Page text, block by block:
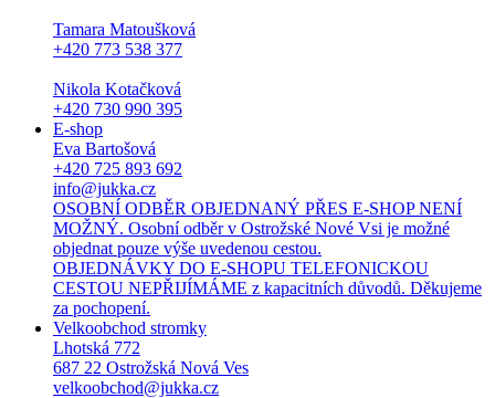
Tamara Matoušková
+420 773 538 377
Nikola Kotačková
+420 730 990 395
E-shop
Eva Bartošová
+420 725 893 692
info@jukka.cz
OSOBNÍ ODBĚR OBJEDNANÝ PŘES E-SHOP NENÍ
MOŽNÝ. Osobní odběr v Ostrožské Nové Vsi je možné
objednat pouze výše uvedenou cestou.
OBJEDNÁVKY DO E-SHOPU TELEFONICKOU
CESTOU NEPŘIJÍMÁME z kapacitních důvodů. Děkujeme
za pochopení.
Velkoobchod stromky
Lhotská 772
687 22 Ostrožská Nová Ves
velkoobchod@jukka.cz